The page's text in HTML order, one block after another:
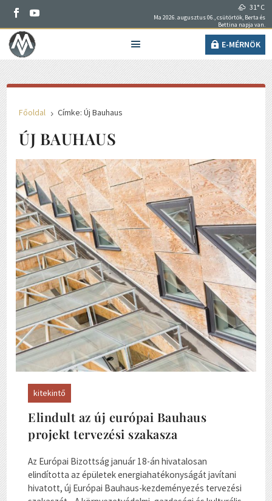
31° C
Ma 2026. augusztus 06., csütörtök, Berta és
Bettina napja van.
E-MÉRNÖK
Főoldal 5 Címke: Új Bauhaus
ÚJ BAUHAUS
kitekintő
Elindult az új európai Bauhaus
projekt tervezési szakasza
Az Európai Bizottság január 18-án hivatalosan
elindította az épületek energiahatékonyságát javítani
hivatott, új Európai Bauhaus-kezdeményezés tervezési